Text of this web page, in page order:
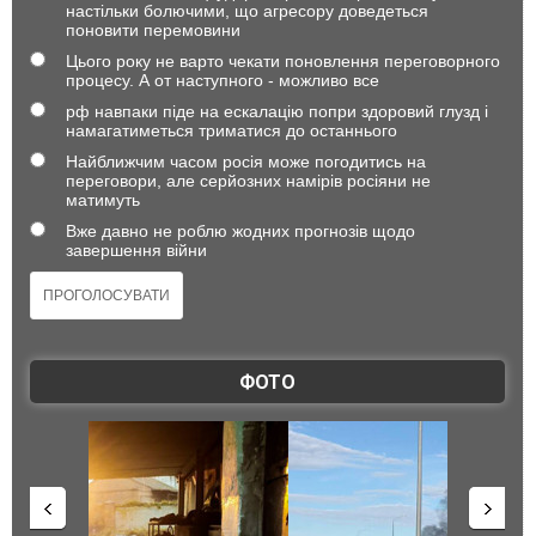
настільки болючими, що агресору доведеться
поновити перемовини
Цього року не варто чекати поновлення переговорного
процесу. А от наступного - можливо все
рф навпаки піде на ескалацію попри здоровий глузд і
намагатиметься триматися до останнього
Найближчим часом росія може погодитись на
переговори, але серйозних намірів росіяни не
матимуть
Вже давно не роблю жодних прогнозів щодо
завершення війни
ФОТО